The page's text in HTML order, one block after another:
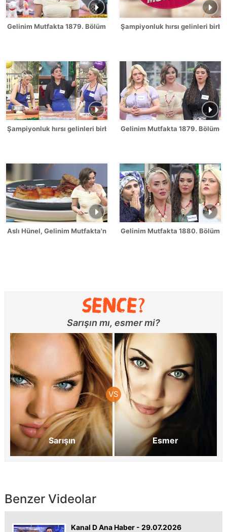
Gelinim Mutfakta 1879. Bölüm / 2 Temmuz 2026Şampiyonluk hırsı gelinleri
Şampiyonluk hırsı gelinleri birbirine düşürdü!Gelinim Mutfakta 1879.
Aslı Hünel, Gelinim Mutfakta'nın 1879. Bölümünde en yüksek
Gelinim Mutfakta 1880. Bölüm
Sarışın mı, esmer mi?
Sarışın Esmer
Benzer Videolar
Kanal D Ana Haber - 29.07.2026